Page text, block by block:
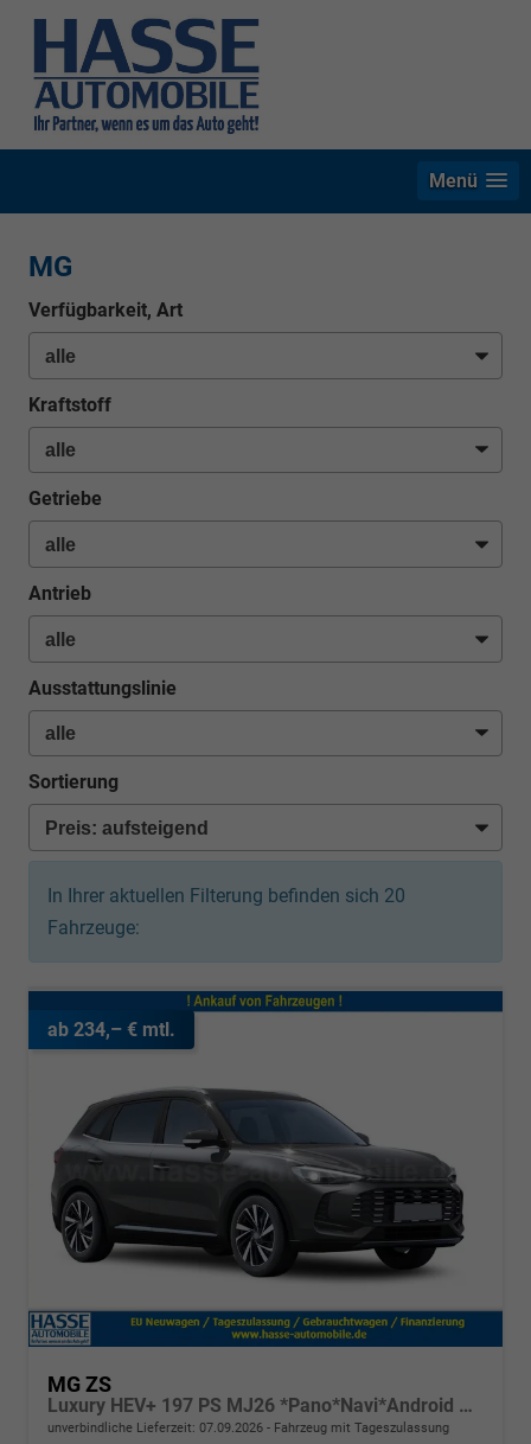
Menü
MG
Verfügbarkeit, Art
Kraftstoff
Getriebe
Antrieb
Ausstattungslinie
Sortierung
In Ihrer aktuellen Filterung befinden sich 20
Fahrzeuge:
ab 234,– € mtl.
MG ZS
Luxury HEV+ 197 PS MJ26 *Pano*Navi*Android Auto*SHZ*360°*Kunstleder*Klimaauto*ACC
unverbindliche Lieferzeit: 07.09.2026 Fahrzeug mit Tageszulassung